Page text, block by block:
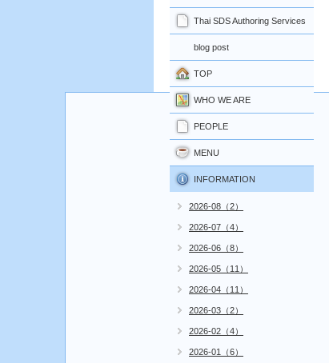
Thai SDS Authoring Services
blog post
TOP
WHO WE ARE
PEOPLE
MENU
INFORMATION
2026-08（2）
2026-07（4）
2026-06（8）
2026-05（11）
2026-04（11）
2026-03（2）
2026-02（4）
2026-01（6）